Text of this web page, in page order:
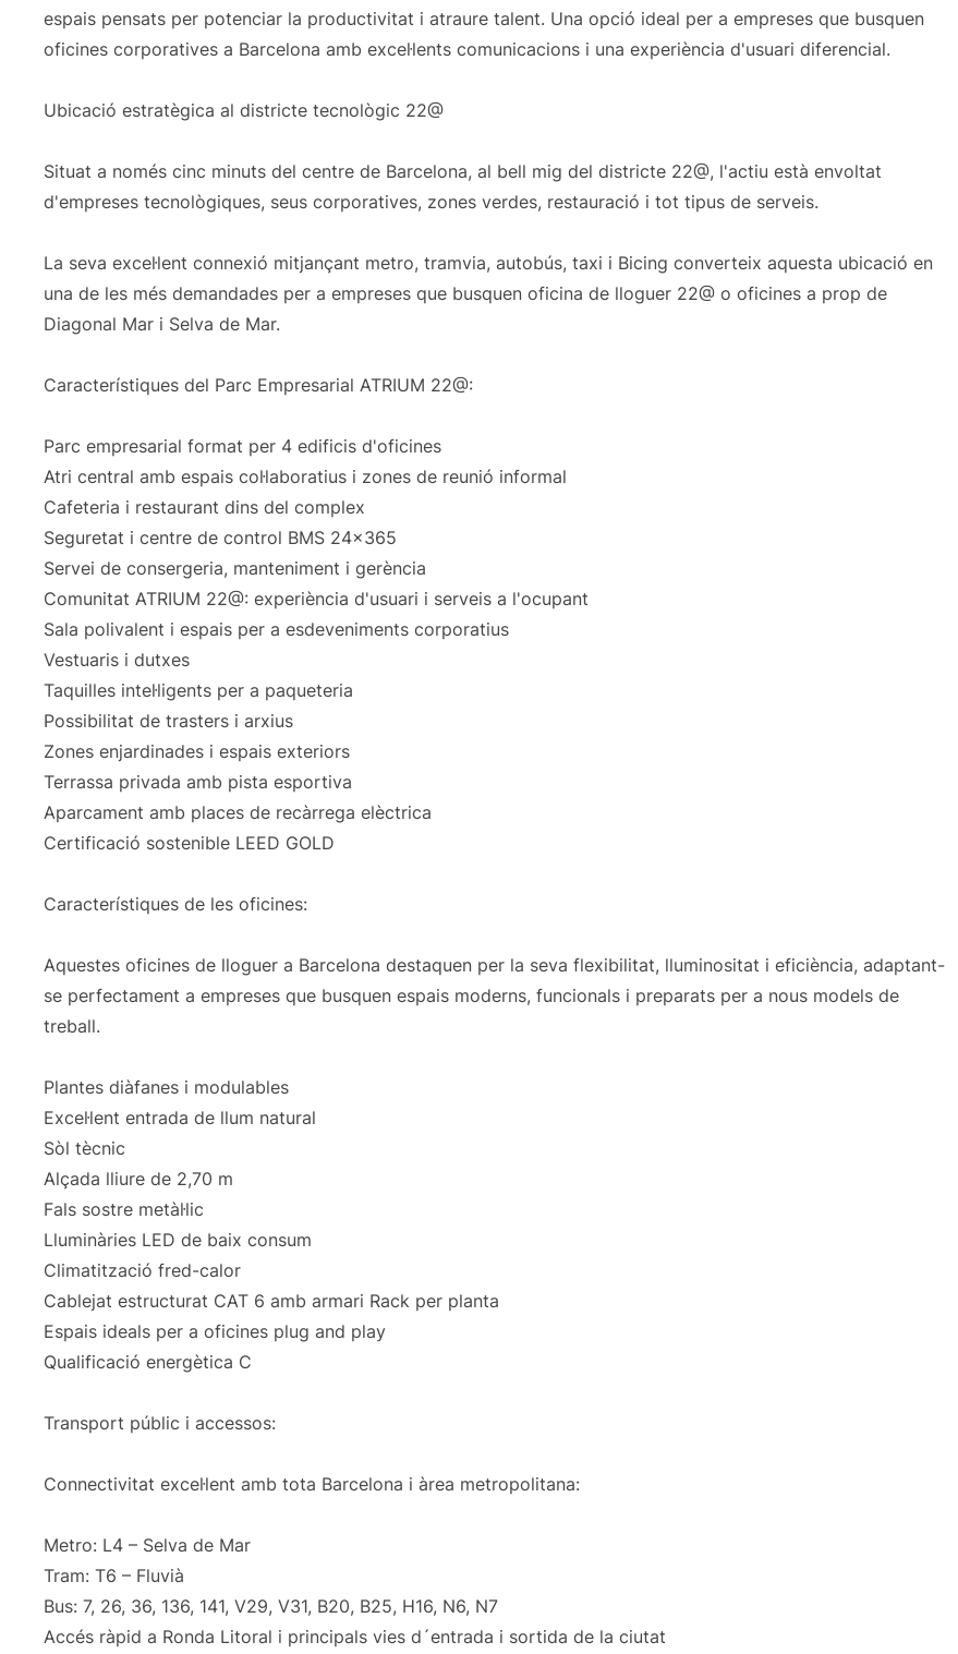
espais pensats per potenciar la productivitat i atraure talent. Una opció ideal per a empreses que busquen
oficines corporatives a Barcelona amb excel·lents comunicacions i una experiència d'usuari diferencial.
Ubicació estratègica al districte tecnològic 22@
Situat a només cinc minuts del centre de Barcelona, al bell mig del districte 22@, l'actiu està envoltat
d'empreses tecnològiques, seus corporatives, zones verdes, restauració i tot tipus de serveis.
La seva excel·lent connexió mitjançant metro, tramvia, autobús, taxi i Bicing converteix aquesta ubicació en
una de les més demandades per a empreses que busquen oficina de lloguer 22@ o oficines a prop de
Diagonal Mar i Selva de Mar.
Característiques del Parc Empresarial ATRIUM 22@:
Parc empresarial format per 4 edificis d'oficines
Atri central amb espais col·laboratius i zones de reunió informal
Cafeteria i restaurant dins del complex
Seguretat i centre de control BMS 24x365
Servei de consergeria, manteniment i gerència
Comunitat ATRIUM 22@: experiència d'usuari i serveis a l'ocupant
Sala polivalent i espais per a esdeveniments corporatius
Vestuaris i dutxes
Taquilles intel·ligents per a paqueteria
Possibilitat de trasters i arxius
Zones enjardinades i espais exteriors
Terrassa privada amb pista esportiva
Aparcament amb places de recàrrega elèctrica
Certificació sostenible LEED GOLD
Característiques de les oficines:
Aquestes oficines de lloguer a Barcelona destaquen per la seva flexibilitat, lluminositat i eficiència, adaptant-
se perfectament a empreses que busquen espais moderns, funcionals i preparats per a nous models de
treball.
Plantes diàfanes i modulables
Excel·lent entrada de llum natural
Sòl tècnic
Alçada lliure de 2,70 m
Fals sostre metàl·lic
Lluminàries LED de baix consum
Climatització fred-calor
Cablejat estructurat CAT 6 amb armari Rack per planta
Espais ideals per a oficines plug and play
Qualificació energètica C
Transport públic i accessos:
Connectivitat excel·lent amb tota Barcelona i àrea metropolitana:
Metro: L4 – Selva de Mar
Tram: T6 – Fluvià
Bus: 7, 26, 36, 136, 141, V29, V31, B20, B25, H16, N6, N7
Accés ràpid a Ronda Litoral i principals vies d´entrada i sortida de la ciutat